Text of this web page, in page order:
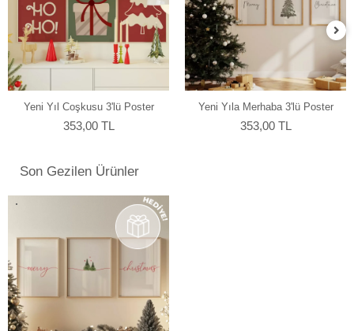
Yeni Yıl Coşkusu 3'lü Poster
353,00 TL
Yeni Yıla Merhaba 3'lü Poster
353,00 TL
Son Gezilen Ürünler